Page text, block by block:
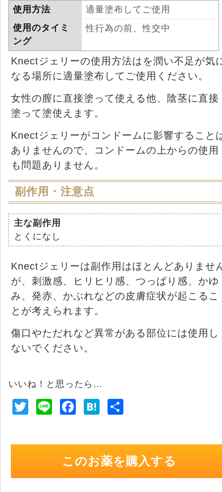
使用方法
適量塗布してご使用
使用のタイミ
ング
性行為の前、性交中
Knectジェリーの使用方法はを潤い不足が気
なる場所に適量塗布してご使用ください。
女性の膣に直接塗って使える他、陰茎に直接
塗って塗使えます。
Knectジェリーがコンドームに影響すること
ありませんので、コンドームの上からの使用
も問題ありません。
副作用・注意点
主な副作用
とくになし
Knectジェリーは副作用はほとんどありませ
が、刺激感、ヒリヒリ感、つっぱり感、かゆ
み、発赤、かぶれなどの皮膚症状が起こるこ
とが考えられます。
傷口やただれなど異常がある部位には使用し
ないでください。
いいね！と思ったら…
T
Li
e
b
H
n
a
このお薬を購入する